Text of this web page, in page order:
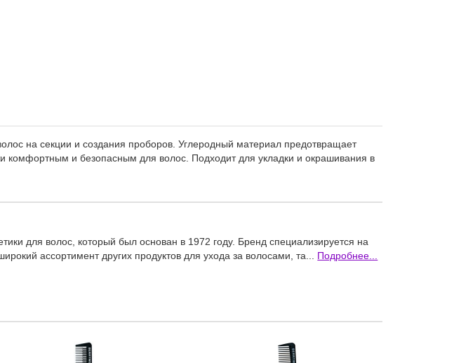
на секции и создания проборов. Углеродный материал предотвращает
комфортным и безопасным для волос. Подходит для укладки и окрашивания в
для волос, который был основан в 1972 году. Бренд специализируется на
ассортимент других продуктов для ухода за волосами, та... Подробнее...